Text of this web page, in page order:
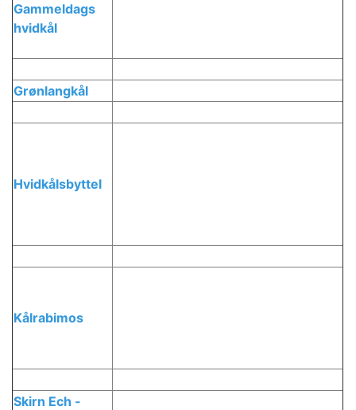
Gammeldags
hvidkål
Grønlangkål
Hvidkålsbyttel
Kålrabimos
Skirn Ech -